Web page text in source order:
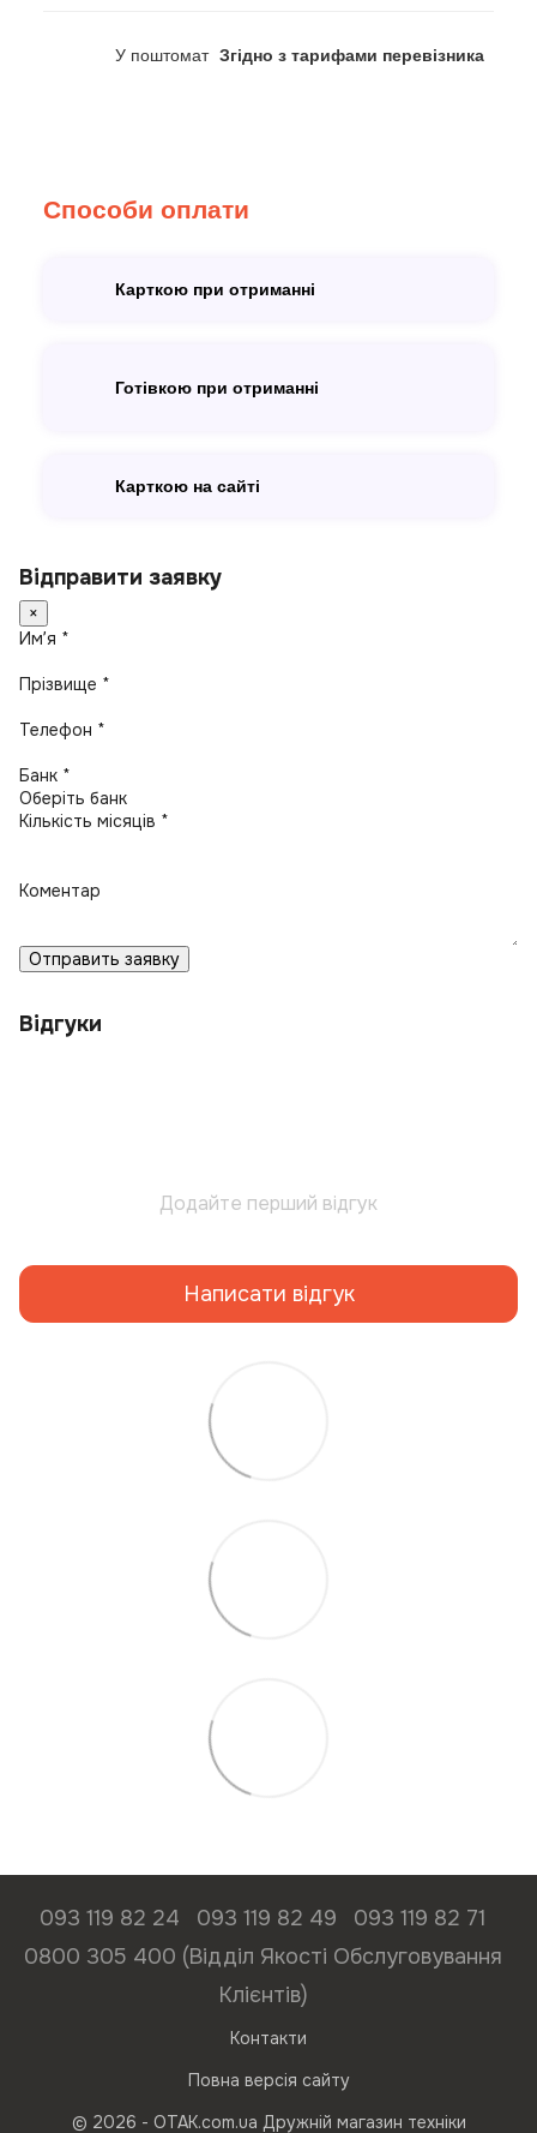
У поштомат Згідно з тарифами перевізника
Способи оплати
Карткою при отриманні
Готівкою при отриманні
Карткою на сайті
Відправити заявку
×
Имʼя *
Прізвище *
Телефон *
Банк *
Кількість місяців *
Коментар
Отправить заявку
Відгуки
Додайте перший відгук
Написати відгук
093 119 82 24 093 119 82 49
093 119 82 71
0800 305 400 (Відділ Якості Обслуговування
Клієнтів)
Контакти
Повна версія сайту
© 2026 - ОТАК.com.ua Дружній магазин техніки